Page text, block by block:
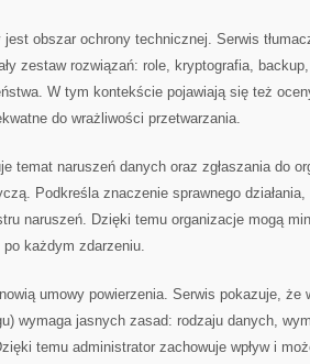
jest obszar ochrony technicznej. Serwis
zestaw rozwiązań: role, kryptografia,
W tym kontekście pojawiają się też
do wrażliwości przetwarzania.
temat naruszeń danych oraz zgłaszania do
Podkreśla znaczenie sprawnego
naruszeń. Dzięki temu organizacje mogą
każdym zdarzeniu.
umowy powierzenia. Serwis pokazuje, że
wymaga jasnych zasad: rodzaju danych,
temu administrator zachowuje wpływ i